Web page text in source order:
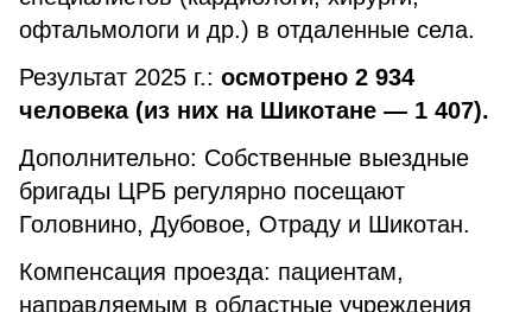
офтальмологи и др.) в отдаленные села.
Результат 2025 г.: осмотрено 2 934
человека (из них на Шикотане — 1 407).
Дополнительно: Собственные выездные
бригады ЦРБ регулярно посещают
Головнино, Дубовое, Отраду и Шикотан.
Компенсация проезда: пациентам,
направляемым в областные учреждения